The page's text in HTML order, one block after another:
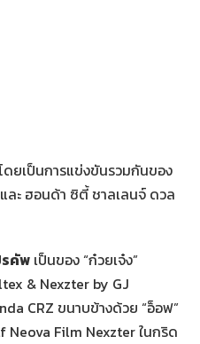
ดยเป็นการแข่งขันรวมกันของ
ะ ฮอนด้า ซิตี้ ชาลเลนจ์ ดวล
รคัพ เป็นของ “ก๋วยเจ๋ง”
& Nexzter by GJ
CRZ ขนาบข้างด้วย “อ็อฟ”
Neova Film Nexzter ในกริด